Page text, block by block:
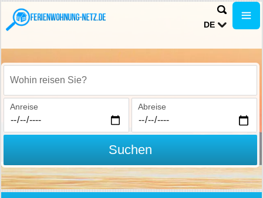
DE
Wohin reisen Sie?
Anreise Abreise
Suchen